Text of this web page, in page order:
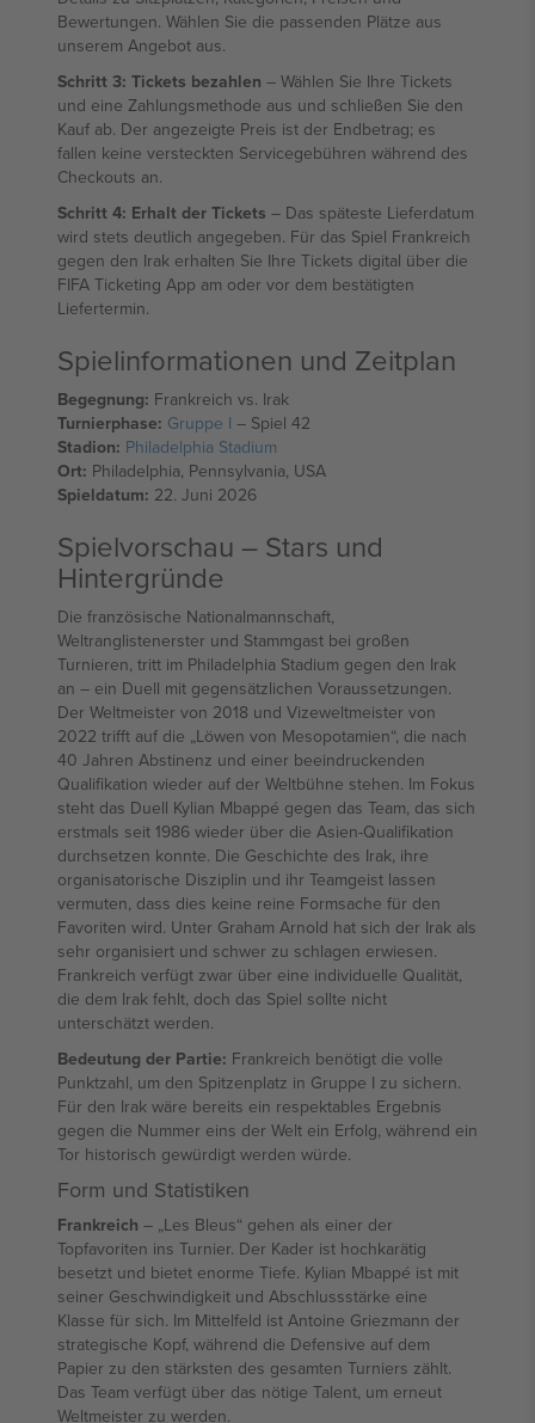
Bewertungen. Wählen Sie die passenden Plätze aus
unserem Angebot aus.
Schritt 3: Tickets bezahlen – Wählen Sie Ihre Tickets
und eine Zahlungsmethode aus und schließen Sie den
Kauf ab. Der angezeigte Preis ist der Endbetrag; es
fallen keine versteckten Servicegebühren während des
Checkouts an.
Schritt 4: Erhalt der Tickets – Das späteste Lieferdatum
wird stets deutlich angegeben. Für das Spiel Frankreich
gegen den Irak erhalten Sie Ihre Tickets digital über die
FIFA Ticketing App am oder vor dem bestätigten
Liefertermin.
Spielinformationen und Zeitplan
Begegnung: Frankreich vs. Irak
Turnierphase: Gruppe I – Spiel 42
Stadion: Philadelphia Stadium
Ort: Philadelphia, Pennsylvania, USA
Spieldatum: 22. Juni 2026
Spielvorschau – Stars und
Hintergründe
Die französische Nationalmannschaft,
Weltranglistenerster und Stammgast bei großen
Turnieren, tritt im Philadelphia Stadium gegen den Irak
an – ein Duell mit gegensätzlichen Voraussetzungen.
Der Weltmeister von 2018 und Vizeweltmeister von
2022 trifft auf die „Löwen von Mesopotamien“, die nach
40 Jahren Abstinenz und einer beeindruckenden
Qualifikation wieder auf der Weltbühne stehen. Im Fokus
steht das Duell Kylian Mbappé gegen das Team, das sich
erstmals seit 1986 wieder über die Asien-Qualifikation
durchsetzen konnte. Die Geschichte des Irak, ihre
organisatorische Disziplin und ihr Teamgeist lassen
vermuten, dass dies keine reine Formsache für den
Favoriten wird. Unter Graham Arnold hat sich der Irak als
sehr organisiert und schwer zu schlagen erwiesen.
Frankreich verfügt zwar über eine individuelle Qualität,
die dem Irak fehlt, doch das Spiel sollte nicht
unterschätzt werden.
Bedeutung der Partie: Frankreich benötigt die volle
Punktzahl, um den Spitzenplatz in Gruppe I zu sichern.
Für den Irak wäre bereits ein respektables Ergebnis
gegen die Nummer eins der Welt ein Erfolg, während ein
Tor historisch gewürdigt werden würde.
Form und Statistiken
Frankreich – „Les Bleus“ gehen als einer der
Topfavoriten ins Turnier. Der Kader ist hochkarätig
besetzt und bietet enorme Tiefe. Kylian Mbappé ist mit
seiner Geschwindigkeit und Abschlussstärke eine
Klasse für sich. Im Mittelfeld ist Antoine Griezmann der
strategische Kopf, während die Defensive auf dem
Papier zu den stärksten des gesamten Turniers zählt.
Das Team verfügt über das nötige Talent, um erneut
Weltmeister zu werden.